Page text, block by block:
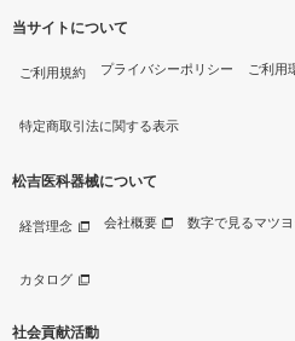
当サイトについて
ご利用規約 プライバシーポリシー ご利用
特定商取引法に関する表示
松吉医科器械について
経営理念 会社概要 数字で見るマツヨ
カタログ
社会貢献活動